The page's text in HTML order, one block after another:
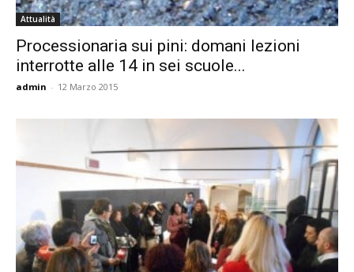
Attualità
Processionaria sui pini: domani lezioni
interrotte alle 14 in sei scuole...
admin - 12 Marzo 2015